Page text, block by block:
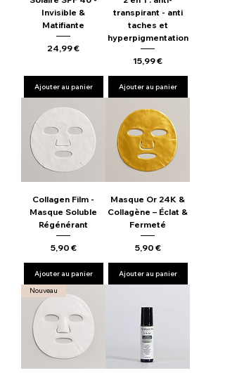
Invisible &
Matifiante
Prix
24,99 €
Ajouter au panier
transpirant - anti
taches et
hyperpigmentation
Prix
15,99 €
Ajouter au panier
Collagen Film -
Masque Soluble
Régénérant
Prix
5,90 €
Ajouter au panier
Masque Or 24K &
Collagène – Éclat &
Fermeté
Prix
5,90 €
Ajouter au panier
Nouveau